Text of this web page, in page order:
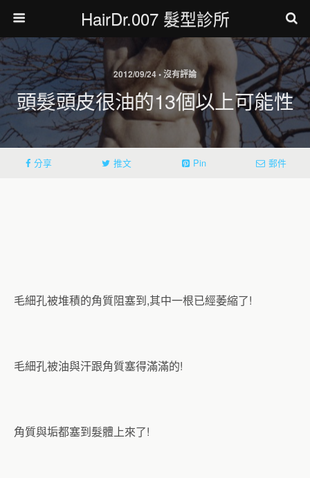
HairDr.007 髮型診所
2012/09/24 • 沒有評論
頭髮頭皮很油的13個以上可能性
分享 推文 Pin 郵件
毛細孔被堆積的角質阻塞到,其中一根已經萎縮了!
毛細孔被油與汗跟角質塞得滿滿的!
角質與垢都塞到髮體上來了!